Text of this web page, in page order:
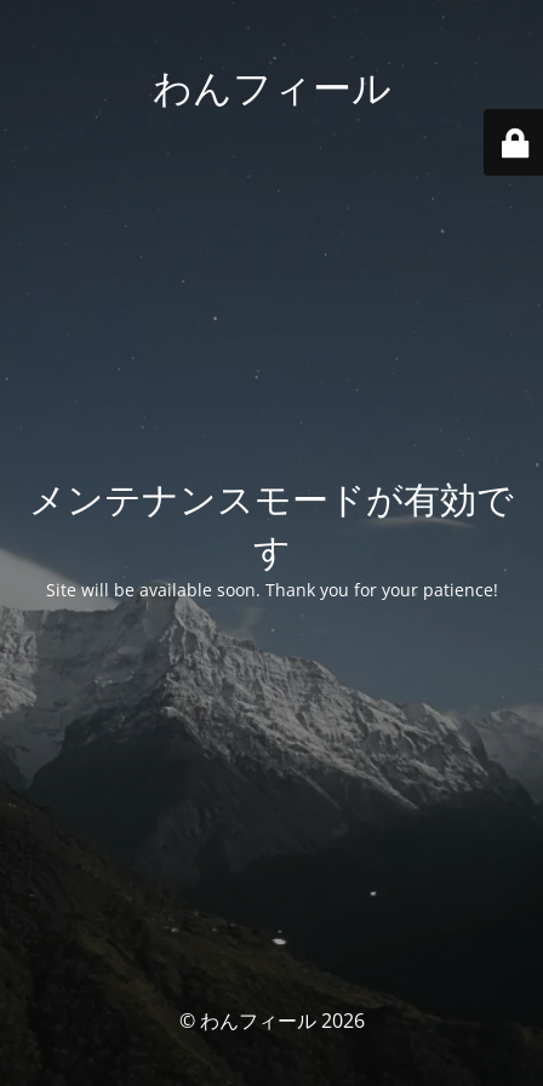
わんフィール
メンテナンスモードが有効で
す
Site will be available soon. Thank you for your patience!
© わんフィール 2026